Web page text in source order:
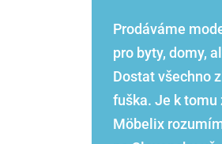
Prodáváme
pro byty, domy,
Dostat všechno
fuška. Je k
Möbelix